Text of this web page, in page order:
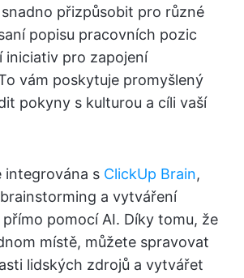
přizpůsobit pro různé
popisu pracovních pozic
iniciativ pro zapojení
vám poskytuje promyšlený
pokyny s kulturou a cíli vaší
integrována s ClickUp Brain,
a vytváření
pomocí AI. Díky tomu, že
místě, můžete spravovat
lidských zdrojů a vytvářet